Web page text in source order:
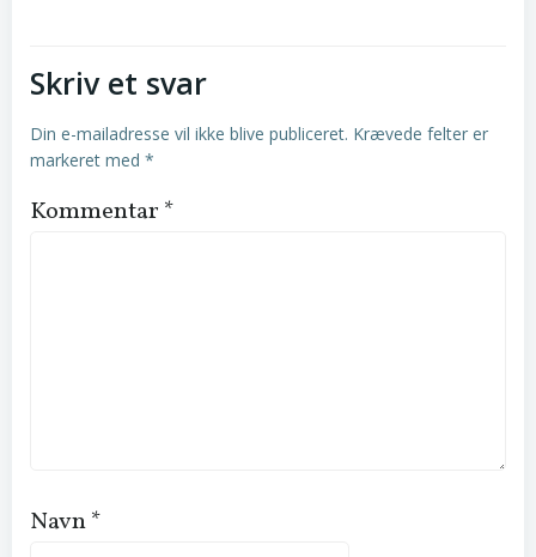
Skriv et svar
Din e-mailadresse vil ikke blive publiceret. Krævede felter er
markeret med *
Kommentar *
Navn*